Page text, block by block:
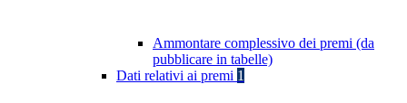
Ammontare complessivo dei premi (da
pubblicare in tabelle)
Dati relativi ai premi 1